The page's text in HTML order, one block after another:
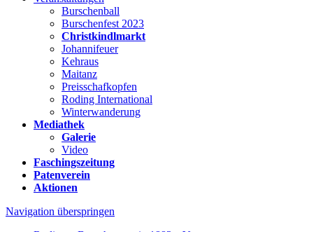
Burschenball
Burschenfest 2023
Christkindlmarkt
Johannifeuer
Kehraus
Maitanz
Preisschafkopfen
Roding International
Winterwanderung
Mediathek
Galerie
Video
Faschingszeitung
Patenverein
Aktionen
Navigation überspringen